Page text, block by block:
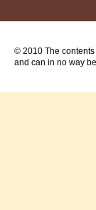
© 2010 The
and can in no way